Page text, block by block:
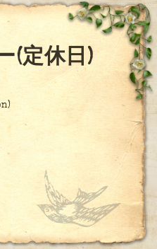
(定休日)